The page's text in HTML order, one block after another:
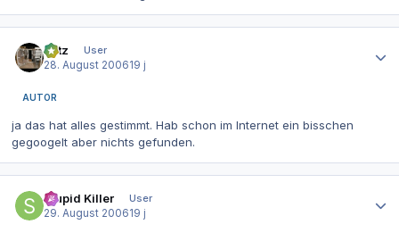
Flitz
User
28. August 200619 j
AUTOR
ja das hat alles gestimmt. Hab schon im Internet ein bisschen
gegoogelt aber nichts gefunden.
Stupid Killer
User
29. August 200619 j